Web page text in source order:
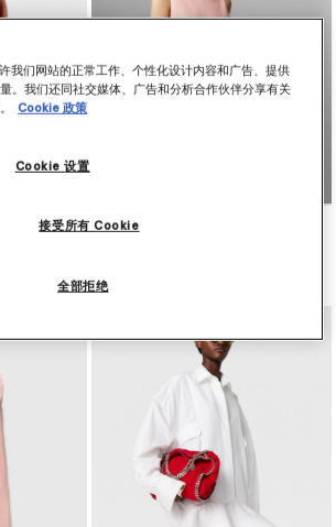
미니 드
시퀸 장식 A 라인 미니 드레
我们网站的正常工作、个性化设计内容和广告、提供
。我们还同社交媒体、广告和分析合作伙伴分享有关
Cookie 政策
Cookie 设置
全部拒绝
接受所有 Cookie